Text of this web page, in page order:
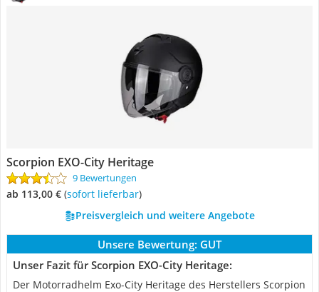
Scorpion EXO-City Heritage
9 Bewertungen
ab 113,00 € ( Sofort lieferbar)
Preisvergleich und weitere Angebote
Unsere Bewertung: GUT
Unser Fazit für Scorpion EXO-City Heritage:
Der Motorradhelm Exo-City Heritage des Herstellers Scorpion